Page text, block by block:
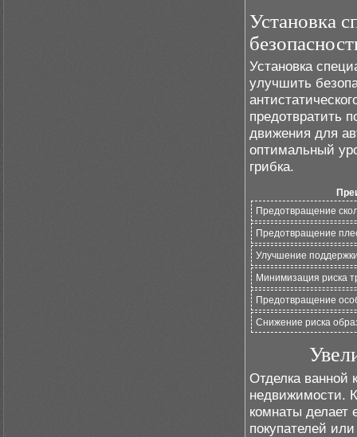
Установка
Установка
улучшить
предотвратить
движения для
оптимальный
грибка.
Предотвращение
Предотвращение
Улучшение
Минимизация риска
Предотвращение
Снижение риска
Отделка ванной
недвижимости.
комнаты делает
покупателей